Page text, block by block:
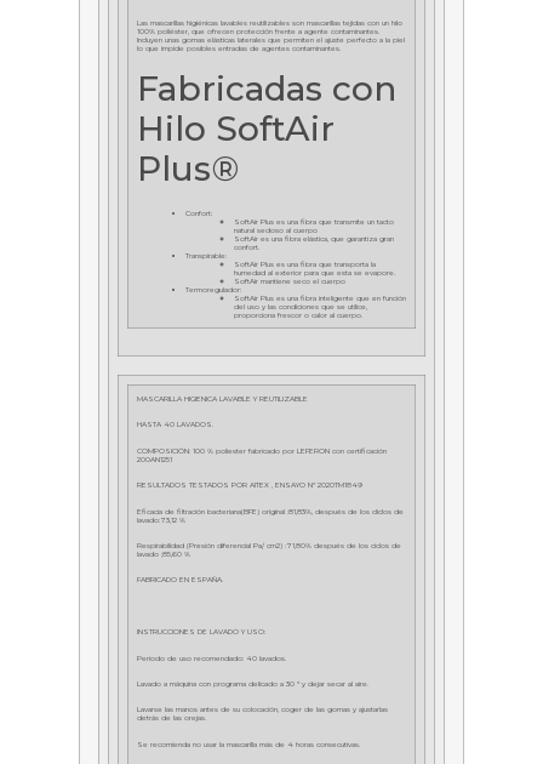
Las mascarillas higiénicas lavables reutilizables son mascarillas tejidas con un hilo
100% poliéster, que ofrecen protección frente a agente contaminantes.
Incluyen unas gomas elásticas laterales que permiten el ajuste perfecto a la piel
lo que impide posibles entradas de agentes contaminantes.
Fabricadas con
Hilo SoftAir
Plus®
Confort:
SoftAir Plus es una fibra que transmite un tacto
natural sedoso al cuerpo
SoftAir es una fibra elástica, que garantiza gran
confort.
Transpirable:
SoftAir Plus es una fibra que transporta la
humedad al exterior para que esta se evapore.
SoftAir mantiene seco el cuerpo
Termoregulador:
SoftAir Plus es una fibra inteligente que en función
del uso y las condiciones que se utilice,
proporciona frescor o calor al cuerpo.
MASCARILLA HIGIENICA LAVABLE Y REUTILIZABLE
HASTA 40 LAVADOS.
COMPOSICIÓN: 100 % poliester fabricado por LEFERON con certificación
200AN1251
RESULTADOS TESTADOS POR AITEX , ENSAYO Nº 2020TM1849
Eficacia de filtración bacteriana(BFE) original :81,83%, después de los cliclos de
lavado:73,12 %
Respirabilidad (Presión diferencial Pa/ cm2) :71,80% después de los ciclos de
lavado ;85,60 %
FABRICADO EN ESPAÑA.
INSTRUCCIONES DE LAVADO Y USO:
Periodo de uso recomendado: 40 lavados.
Lavado a máquina con programa delicado a 30 º y dejar secar al aire.
Lavarse las manos antes de su colocación, coger de las gomas y ajustarlas
detrás de las orejas.
Se recomienda no usar la mascarilla más de 4 horas consecutivas.